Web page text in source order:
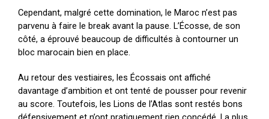
Cependant, malgré cette domination, le Maroc n’est pas
parvenu à faire le break avant la pause. L’Écosse, de son
côté, a éprouvé beaucoup de difficultés à contourner un
bloc marocain bien en place.
Au retour des vestiaires, les Écossais ont affiché
davantage d’ambition et ont tenté de pousser pour revenir
au score. Toutefois, les Lions de l’Atlas sont restés bons